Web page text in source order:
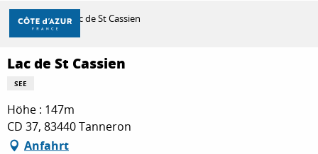
Aller
contenu
principal
ENTDECKEN
ZU TUN
Startseite Lac de St Cassien
Lac de St Cassien
SEE
Höhe : 147m
CD 37, 83440 Tanneron
Anfahrt